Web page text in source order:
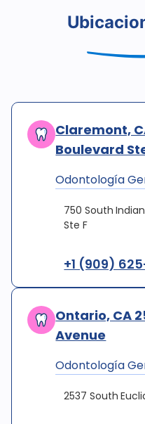
Claremont,
Boulevard
Odontología
750 South
Ste F
+1 (909)
Ontario, CA
Avenue
Odontología
2537 South